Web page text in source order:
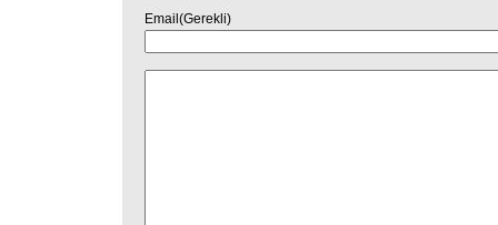
Email(Gerekli)